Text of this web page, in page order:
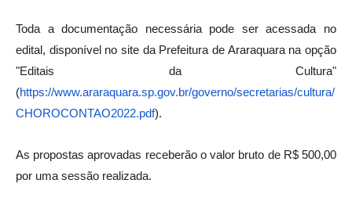
Toda a documentação necessária pode ser acessada no
edital, disponível no site da Prefeitura de Araraquara na opção
"Editais da Cultura"
(https://www.araraquara.sp.gov.br/governo/secretarias/cultura/
CHOROCONTAO2022.pdf).
As propostas aprovadas receberão o valor bruto de R$ 500,00
por uma sessão realizada.